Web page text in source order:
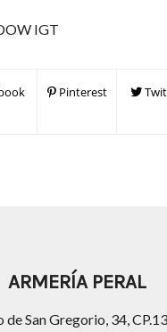
IGT
Pinterest
ARMERÍA PERAL
de San Gregorio, 34,